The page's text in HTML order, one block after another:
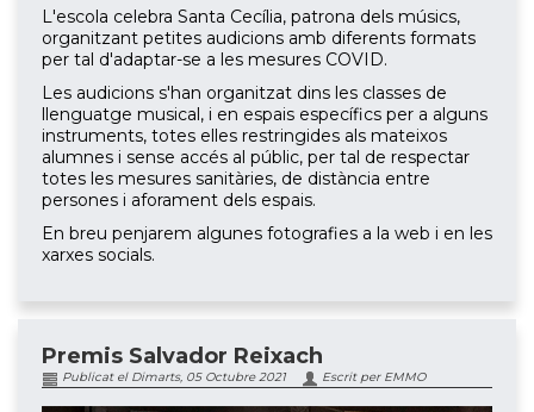
L'escola celebra Santa Cecília, patrona dels músics,
organitzant petites audicions amb diferents formats
per tal d'adaptar-se a les mesures COVID.
Les audicions s'han organitzat dins les classes de
llenguatge musical, i en espais específics per a alguns
instruments, totes elles restringides als mateixos
alumnes i sense accés al públic, per tal de respectar
totes les mesures sanitàries, de distància entre
persones i aforament dels espais.
En breu penjarem algunes fotografies a la web i en les
xarxes socials.
Premis Salvador Reixach
Publicat el Dimarts, 05 Octubre 2021 Escrit per EMMO